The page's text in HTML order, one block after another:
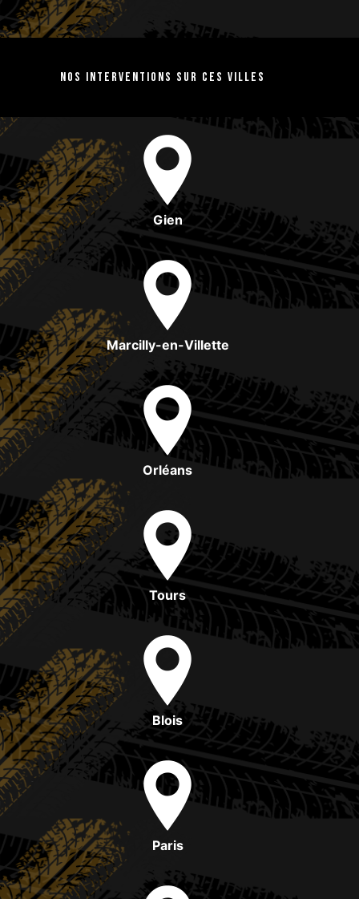
Nos interventions sur ces villes
Gien
Marcilly-en-Villette
Orléans
Tours
Blois
Paris